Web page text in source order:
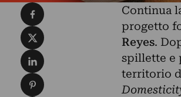
Continua
progetto
Reyes.
spillette e
territorio
Condividi su Facebook
Condividi su X
Condividi su LinkedIn
Condividi su Pinterest